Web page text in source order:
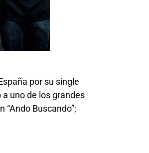
por su single
uno de los grandes
Buscando”;